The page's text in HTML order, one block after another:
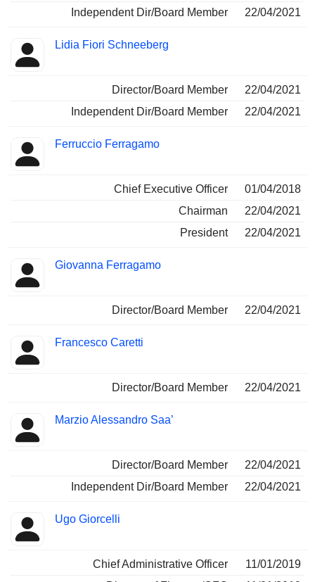
Independent Dir/Board Member
22/04/2021
Lidia Fiori Schneeberg
Director/Board Member
22/04/2021
Independent Dir/Board Member
22/04/2021
Ferruccio Ferragamo
Chief Executive Officer
01/04/2018
Chairman
22/04/2021
President
22/04/2021
Giovanna Ferragamo
Director/Board Member 22/04/2021
Francesco Caretti
Director/Board Member 22/04/2021
Marzio Alessandro Saa’
Director/Board Member
22/04/2021
Independent Dir/Board Member
22/04/2021
Ugo Giorcelli
Chief Administrative Officer
11/01/2019